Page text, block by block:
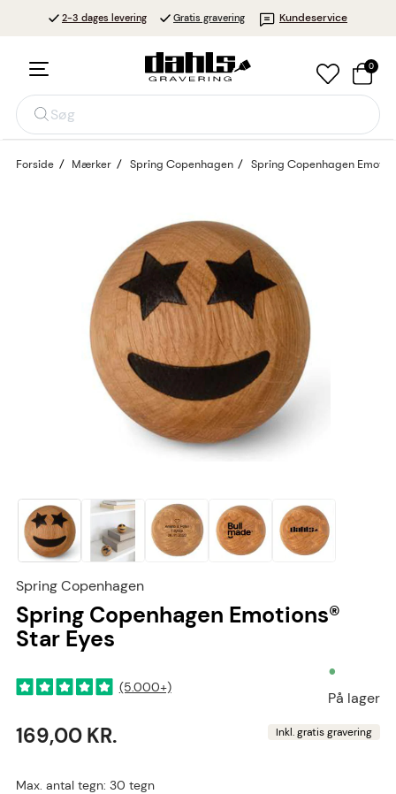
2-3 dages levering Gratis gravering Kundeservice
Søg
0
Forside Mærker Spring Copenhagen Spring Copenhagen
Spring Copenhagen
Spring Copenhagen Emotions®
Star Eyes
(5.000+)
•
På lager
169,00 KR. Inkl. gratis gravering
Max. antal tegn: 30 tegn